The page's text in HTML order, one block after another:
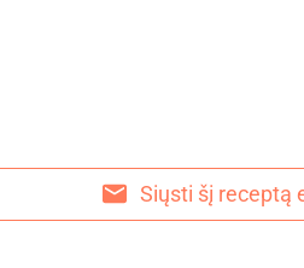
Siųsti šį receptą